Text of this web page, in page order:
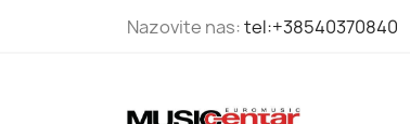
Nazovite nas:tel:+38540370840